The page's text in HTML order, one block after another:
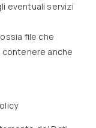
eventuali servizi
file che
anche